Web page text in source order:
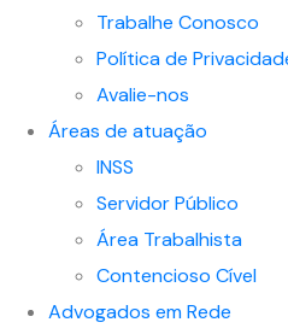
Trabalhe Conosco
Política de
Avalie-nos
Áreas de atuação
INSS
Servidor Público
Área Trabalhista
Contencioso Cível
Advogados em Rede